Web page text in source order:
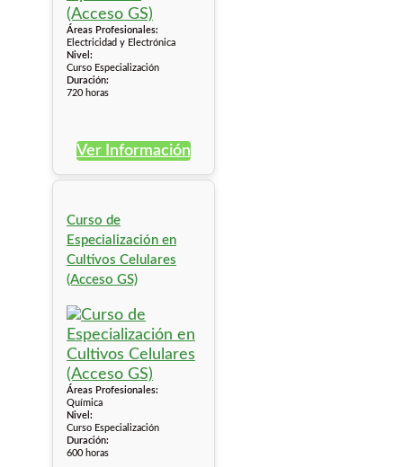
Áreas Profesionales:
Electricidad y Electrónica
Nivel:
Curso Especialización
Duración:
720 horas
Ver Información
Curso de
Especialización en
Cultivos Celulares
(Acceso GS)
Áreas Profesionales:
Química
Nivel:
Curso Especialización
Duración:
600 horas